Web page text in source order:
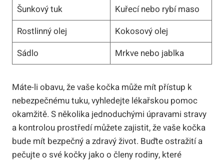
Šunkový tuk
Kuřecí nebo rybí maso
Rostlinný olej
Kokosový olej
Sádlo
Mrkve nebo jablka
Máte-li obavu, že vaše kočka může mít přístup k
nebezpečnému tuku, vyhledejte lékařskou pomoc
okamžitě. S několika jednoduchými úpravami stravy
a kontrolou prostředí můžete zajistit, že vaše kočka
bude mít bezpečný a zdravý život. Buďte ostražití a
pečujte o své kočky jako o členy rodiny, které